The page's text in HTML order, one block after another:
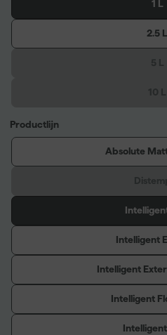
1 L
2.5 L
Productlijn
Absolute
Intelligent
Intelligent
Intelligent
Intelligent